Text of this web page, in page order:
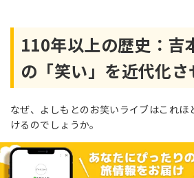
110年以上の歴史：吉
の「笑い」を近代化
なぜ、よしもとのお笑いライブはこれほ
けるのでしょうか。